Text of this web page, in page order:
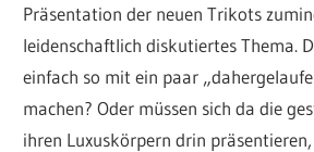
Präsentation der neuen Trikots
leidenschaftlich diskutiertes Thema.
einfach so mit ein paar
machen? Oder müssen sich da die
ihren Luxuskörpern drin